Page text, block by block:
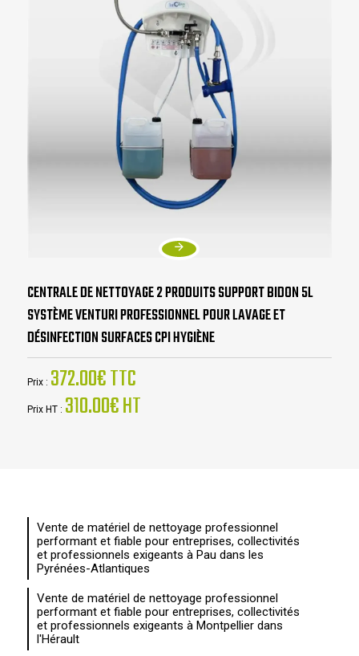
CENTRALE DE NETTOYAGE 2 PRODUITS SUPPORT BIDON 5L
SYSTÈME VENTURI PROFESSIONNEL POUR LAVAGE ET
DÉSINFECTION SURFACES CPI HYGIÈNE
Prix : 372.00€ TTC
Prix HT : 310.00€ HT
Vente de matériel de nettoyage professionnel
performant et fiable pour entreprises, collectivités
et professionnels exigeants à Pau dans les
Pyrénées-Atlantiques
Vente de matériel de nettoyage professionnel
performant et fiable pour entreprises, collectivités
et professionnels exigeants à Montpellier dans
l'Hérault